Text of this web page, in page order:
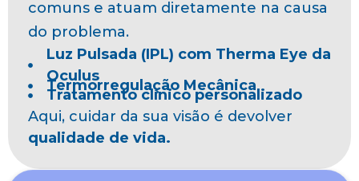
comuns e atuam diretamente na causa
do problema.
Luz Pulsada (IPL) com Therma Eye da
Oculus
Termorregulação Mecânica
Tratamento clínico personalizado
Aqui, cuidar da sua visão é devolver
qualidade de vida.